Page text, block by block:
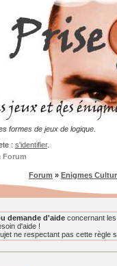
formes de jeux de logique.
: s'identifier.
Forum
Forum » Enigmes
demande d'aide concernant
d'aide !
ne respectant pas cette règle